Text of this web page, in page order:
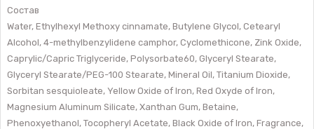
Состав
Water, Ethylhexyl Methoxy cinnamate, Butylene Glycol, Cetearyl
Alcohol, 4-methylbenzylidene camphor, Cyclomethicone, Zink Oxide,
Caprylic/Capric Triglyceride, Polysorbate60, Glyceryl Stearate,
Glyceryl Stearate/PEG-100 Stearate, Mineral Oil, Titanium Dioxide,
Sorbitan sesquioleate, Yellow Oxide of Iron, Red Oxyde of Iron,
Magnesium Aluminum Silicate, Xanthan Gum, Betaine,
Phenoxyethanol, Tocopheryl Acetate, Black Oxide of Iron, Fragrance,